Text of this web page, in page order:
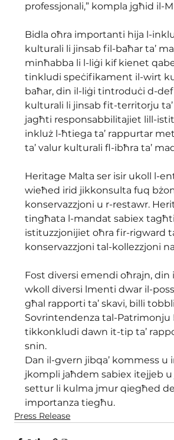
professjonali,” kompla jgħid il-
Bidla oħra importanti hija l-
kulturali li jinsab fil-baħar ta’
minħabba li l-liġi kif kienet
tinkludi speċifikament il-wirt
baħar, din il-liġi tintroduċi d-
kulturali li jinsab fit-territorju
jagħti responsabbilitajiet lill-
inkluż l-ħtiega ta’ rappurtar
ta’ valur kulturali fl-ibħra ta’
Heritage Malta ser isir ukoll l-
wieħed irid jikkonsulta fuq
konservazzjoni u r-restawr.
tingħata l-mandat sabiex
istituzzjonijiet oħra fir-rigward
konservazzjoni tal-kollezzjoni
Fost diversi emendi oħrajn, din
wkoll diversi lmenti dwar il-
għal rapporti ta’ skavi, billi
Sovrintendenza tal-Patrimonju
tikkonkludi dawn it-tip ta’
snin.
Dan il-gvern jibqa’ kommess u
jkompli jaħdem sabiex itejjeb u
settur li kulma jmur qiegħed
importanza tiegħu.
Press Release